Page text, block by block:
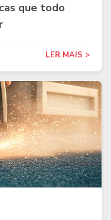
que todo
LER MAIS >